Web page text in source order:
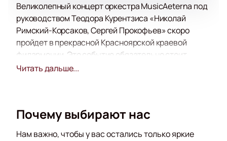
Великолепный концерт оркестра MusicAeterna под
руководством Теодора Курентзиса «Николай
Римский-Корсаков, Сергей Прокофьев» скоро
пройдет в прекрасной Красноярской краевой
филармонии. Это событие обязательно стоит
посетить всем поклонникам классической музыки
несколько кликов, и вы становитесь обладателем
Читать дальше...
Почему выбирают нас
Нам важно, чтобы у вас остались только яркие